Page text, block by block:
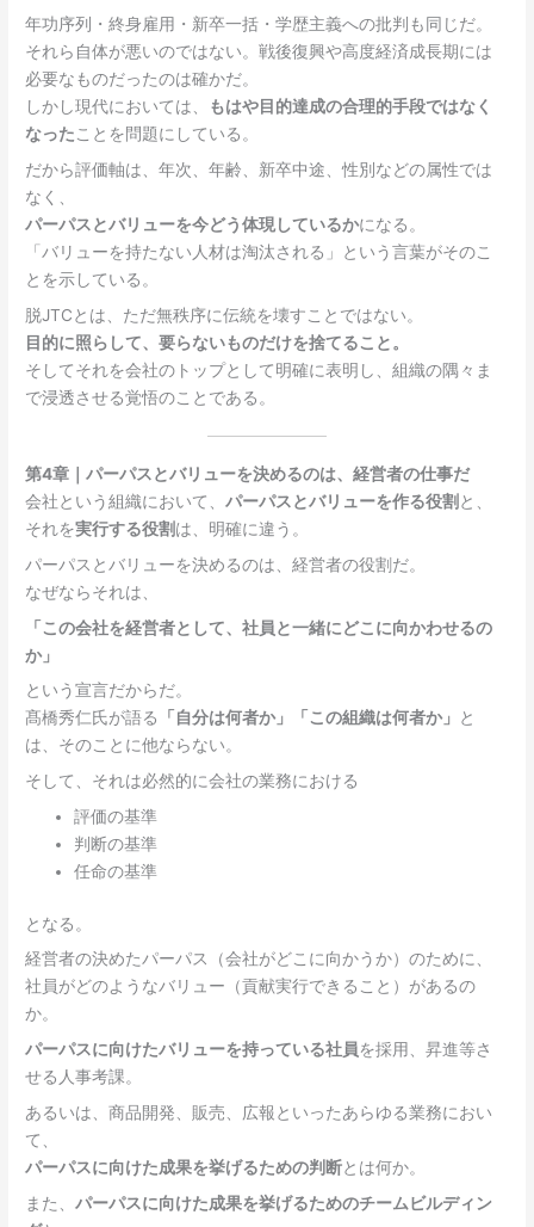
年功序列・終身雇用・新卒一括・学歴主義への批判も同じだ。
それら自体が悪いのではない。戦後復興や高度経済成長期には
必要なものだったのは確かだ。
しかし現代においては、
もはや目的達成の合理的手段ではなく
なったことを問題にしている。
だから評価軸は、年次、年齢、新卒中途、性別などの属性では
なく、
パーパスとバリューを今どう体現しているかになる。
「バリューを持たない人材は淘汰される」という言葉がそのこ
とを示している。
脱JTCとは、ただ無秩序に伝統を壊すことではない。
目的に照らして、要らないものだけを捨てること。
そしてそれを会社のトップとして明確に表明し、組織の隅々ま
で浸透させる覚悟のことである。
第4章｜パーパスとバリューを決めるのは、経営者の仕事だ
会社という組織において、パーパスとバリューを作る役割 と、
それを実行する役割は、明確に違う。
パーパスとバリューを決めるのは、経営者の役割だ。
なぜならそれは、
「この会社を経営者として、社員と一緒にどこに向かわせるの
か」
という宣言だからだ。
髙橋秀仁氏が語る
「自分は何者か」「この組織は何者か」 と
は、そのことに他ならない。
そして、それは必然的に会社の業務における
評価の基準
判断の基準
任命の基準
となる。
経営者の決めたパーパス（会社がどこに向かうか）のために、
社員がどのようなバリュー（貢献実行できること）があるの
か。
パーパスに向けたバリューを持っている社員を採用、昇進等さ
せる人事考課。
あるいは、商品開発、販売、広報といったあらゆる業務におい
て、
パーパスに向けた成果を挙げるための判断とは何か。
また、パーパスに向けた成果を挙げるためのチームビルディン